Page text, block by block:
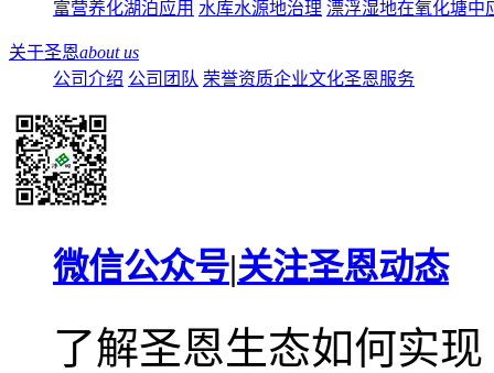
富营养化湖泊应用 水库水源地治理 漂浮湿地在氧化塘中
关于圣恩about us
公司介绍 公司团队 荣誉资质企业文化圣恩服务
微信公众号|关注圣恩动态
了解圣恩生态如何实现